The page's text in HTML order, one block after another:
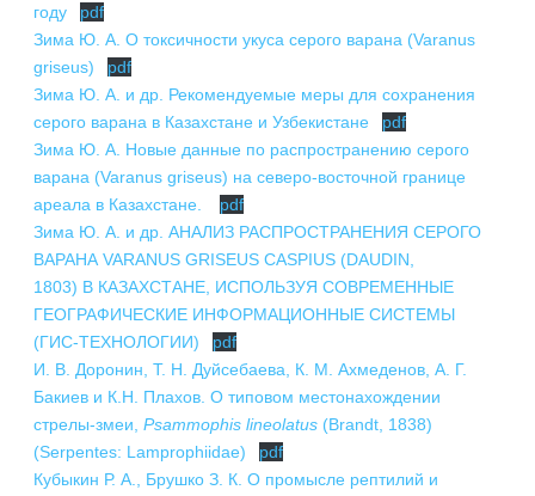
году
pdf
Зима Ю. А. О токсичности укуса серого варана (Varanus
griseus)
pdf
Зима Ю. А. и др. Рекомендуемые меры для сохранения
серого варана в Казахстане и Узбекистане
pdf
Зима Ю. А. Новые данные по распространению серого
варана (Varanus griseus) на северо-восточной границе
ареала в Казахстане.
pdf
Зима Ю. А. и др. АНАЛИЗ РАСПРОСТРАНЕНИЯ СЕРОГО
ВАРАНА VARANUS GRISEUS CASPIUS (DAUDIN,
1803) В КАЗАХСТАНЕ, ИСПОЛЬЗУЯ СОВРЕМЕННЫЕ
ГЕОГРАФИЧЕСКИЕ ИНФОРМАЦИОННЫЕ СИСТЕМЫ
(ГИС-ТЕХНОЛОГИИ)
pdf
И. В. Доронин, Т. Н. Дуйсебаева, К. М. Ахмеденов, А. Г.
Бакиев и К.Н. Плахов. О типовом местонахождении
стрелы-змеи, Psammophis lineolatus (Brandt, 1838)
(Serpentes: Lamprophiidae)
pdf
Кубыкин Р. А., Брушко З. К. О промысле рептилий и